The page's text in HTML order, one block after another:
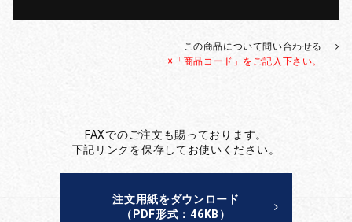
この商品について問い合わせる
※「商品コード」をご記入下さい。
FAXでのご注文も賜っております。
下記リンクを保存してお使いください。
注文用紙をダウンロード
（PDF形式：46KB）